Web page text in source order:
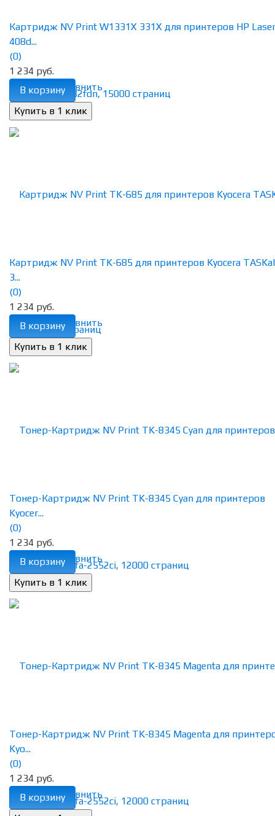
избранное сравнить
Картридж NV Print W1331X 331X для принтеров HP Laser
408d...
(0)
1 234 руб.
В корзину
избранное сравнить
Картридж NV Print TK-685 для принтеров Kyocera
3...
(0)
1 234 руб.
В корзину
избранное сравнить
Тонер-Картридж NV Print TK-8345 Cyan для принтеров
Kyocer...
(0)
1 234 руб.
В корзину
избранное сравнить
Тонер-Картридж NV Print TK-8345 Magenta для
Kyo...
(0)
1 234 руб.
В корзину